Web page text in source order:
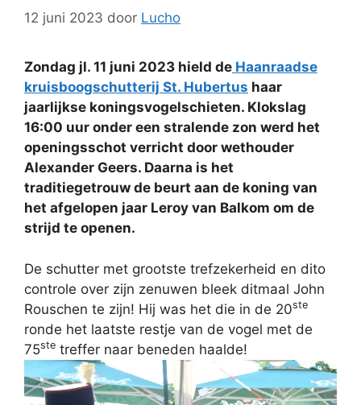
12 juni 2023 door Lucho
Zondag jl. 11 juni 2023 hield de Haanraadse
kruisboogschutterij St. Hubertus haar
jaarlijkse koningsvogelschieten. Klokslag
16:00 uur onder een stralende zon werd het
openingsschot verricht door wethouder
Alexander Geers. Daarna is het
traditiegetrouw de beurt aan de koning van
het afgelopen jaar Leroy van Balkom om de
strijd te openen.
De schutter met grootste trefzekerheid en dito
controle over zijn zenuwen bleek ditmaal John
Rouschen te zijn! Hij was het die in de 20ste
ronde het laatste restje van de vogel met de
75ste treffer naar beneden haalde!